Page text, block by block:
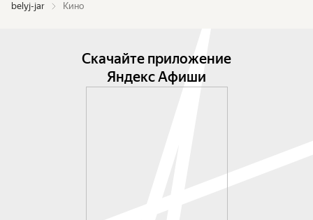
belyj-jar Кино
Скачайте приложение
Яндекс Афиши